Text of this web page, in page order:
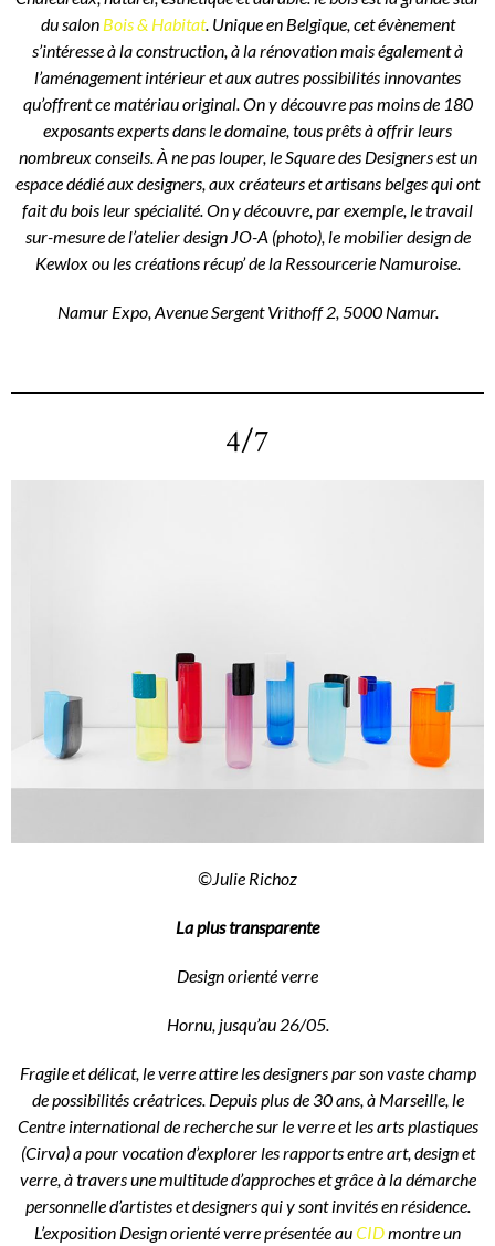
du salon Bois & Habitat. Unique en Belgique, cet évènement
s’intéresse à la construction, à la rénovation mais également à
l’aménagement intérieur et aux autres possibilités innovantes
qu’offrent ce matériau original. On y découvre pas moins de 180
exposants experts dans le domaine, tous prêts à offrir leurs
nombreux conseils. À ne pas louper, le Square des Designers est un
espace dédié aux designers, aux créateurs et artisans belges qui ont
fait du bois leur spécialité. On y découvre, par exemple, le travail
sur-mesure de l’atelier design JO-A (photo), le mobilier design de
Kewlox ou les créations récup’ de la Ressourcerie Namuroise.
Namur Expo, Avenue Sergent Vrithoff 2, 5000 Namur.
4/7
©Julie Richoz
La plus transparente
Design orienté verre
Hornu, jusqu’au 26/05.
Fragile et délicat, le verre attire les designers par son vaste champ
de possibilités créatrices. Depuis plus de 30 ans, à Marseille, le
Centre international de recherche sur le verre et les arts plastiques
(Cirva) a pour vocation d’explorer les rapports entre art, design et
verre, à travers une multitude d’approches et grâce à la démarche
personnelle d’artistes et designers qui y sont invités en résidence.
L’exposition Design orienté verre présentée auCIDmontre un